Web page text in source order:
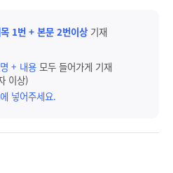
1번 + 본문 2번이상 기재
+ 내용 모두 들어가게 기재
이상)
넣어주세요.